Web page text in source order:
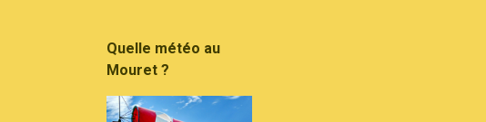
Quelle météo au
Mouret ?